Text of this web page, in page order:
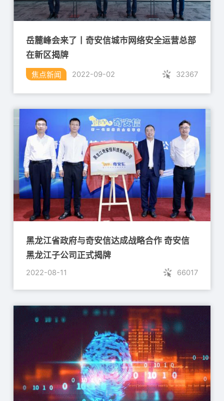
岳麓峰会来了丨奇安信城市网络安全运营总部
在新区揭牌
焦点新闻 2022-09-02 32367
黑龙江省政府与奇安信达成战略合作 奇安信
黑龙江子公司正式揭牌
2022-08-11 66017